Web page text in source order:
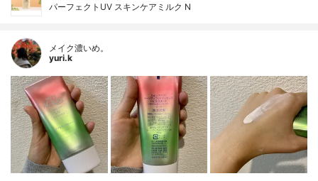
パーフェクトUV スキンケアミルク N
メイク濃いめ。
yuri.k